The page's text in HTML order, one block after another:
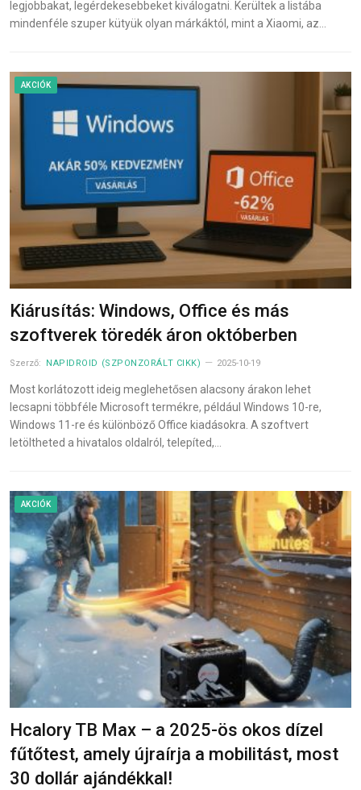
legjobbakat, legérdekesebbeket kiválogatni. Kerültek a listába
mindenféle szuper kütyük olyan márkáktól, mint a Xiaomi, az…
AKCIÓK
Kiárusítás: Windows, Office és más
szoftverek töredék áron októberben
Szerző: NAPIDROID (SZPONZORÁLT CIKK) 2025-10-19
Most korlátozott ideig meglehetősen alacsony árakon lehet
lecsapni többféle Microsoft termékre, például Windows 10-re,
Windows 11-re és különböző Office kiadásokra. A szoftvert
letöltheted a hivatalos oldalról, telepíted,…
AKCIÓK
Hcalory TB Max – a 2025-ös okos dízel
fűtőtest, amely újraírja a mobilitást, most
30 dollár ajándékkal!